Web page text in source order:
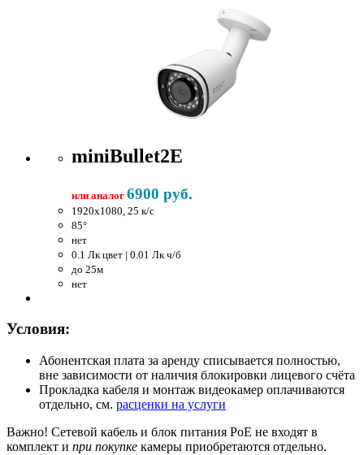
miniBullet2E
или аналог 6900 руб.
1920x1080, 25 к/c
85°
нет
0.1 Лк цвет | 0.01 Лк ч/б
до 25м
нет
Условия:
Абонентская плата за аренду списывается полностью,
вне зависимости от наличия блокировки лицевого счёта
Прокладка кабеля и монтаж видеокамер оплачиваются
отдельно, см. расценки на услуги
Важно! Сетевой кабель и блок питания PoE не входят в
комплект и при покупке камеры приобретаются отдельно.